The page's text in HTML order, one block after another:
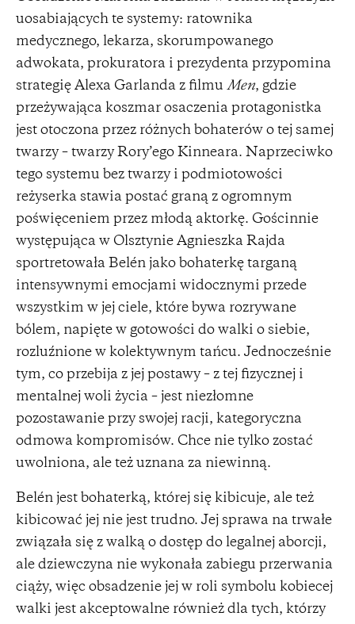
uosabiających te systemy: ratownika
medycznego, lekarza, skorumpowanego
adwokata, prokuratora i prezydenta przypomina
strategię Alexa Garlanda z filmu Men, gdzie
przeżywająca koszmar osaczenia protagonistka
jest otoczona przez różnych bohaterów o tej samej
twarzy – twarzy Rory’ego Kinneara. Naprzeciwko
tego systemu bez twarzy i podmiotowości
reżyserka stawia postać graną z ogromnym
poświęceniem przez młodą aktorkę. Gościnnie
występująca w Olsztynie Agnieszka Rajda
sportretowała Belén jako bohaterkę targaną
intensywnymi emocjami widocznymi przede
wszystkim w jej ciele, które bywa rozrywane
bólem, napięte w gotowości do walki o siebie,
rozluźnione w kolektywnym tańcu. Jednocześnie
tym, co przebija z jej postawy – z tej fizycznej i
mentalnej woli życia – jest niezłomne
pozostawanie przy swojej racji, kategoryczna
odmowa kompromisów. Chce nie tylko zostać
uwolniona, ale też uznana za niewinną.
Belén jest bohaterką, której się kibicuje, ale też
kibicować jej nie jest trudno. Jej sprawa na trwałe
związała się z walką o dostęp do legalnej aborcji,
ale dziewczyna nie wykonała zabiegu przerwania
ciąży, więc obsadzenie jej w roli symbolu kobiecej
walki jest akceptowalne również dla tych, którzy